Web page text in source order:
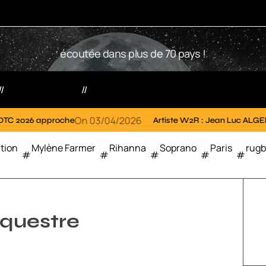
W
2
R
écoutée dans plus de 70 pays !
On03/04/2026 Artiste W2R : Jean Luc ALGEROn02/
Mylène Farmer Rihanna Soprano Paris